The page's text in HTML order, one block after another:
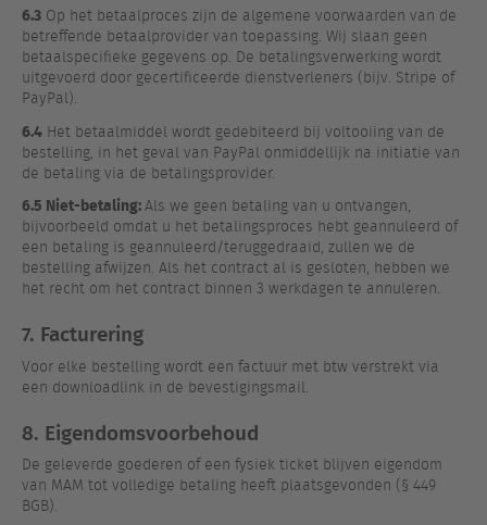
6.3 Op het betaalproces zijn de algemene voorwaarden van de
betreffende betaalprovider van toepassing. Wij slaan geen
betaalspecifieke gegevens op. De betalingsverwerking wordt
uitgevoerd door gecertificeerde dienstverleners (bijv. Stripe of
PayPal).
6.4 Het betaalmiddel wordt gedebiteerd bij voltooiing van de
bestelling, in het geval van PayPal onmiddellijk na initiatie van
de betaling via de betalingsprovider.
6.5 Niet-betaling:Als we geen betaling van u ontvangen,
bijvoorbeeld omdat u het betalingsproces hebt geannuleerd of
een betaling is geannuleerd/teruggedraaid, zullen we de
bestelling afwijzen. Als het contract al is gesloten, hebben we
het recht om het contract binnen 3 werkdagen te annuleren.
7. Facturering
Voor elke bestelling wordt een factuur met btw verstrekt via
een downloadlink in de bevestigingsmail.
8. Eigendomsvoorbehoud
De geleverde goederen of een fysiek ticket blijven eigendom
van MAM tot volledige betaling heeft plaatsgevonden (§ 449
BGB).